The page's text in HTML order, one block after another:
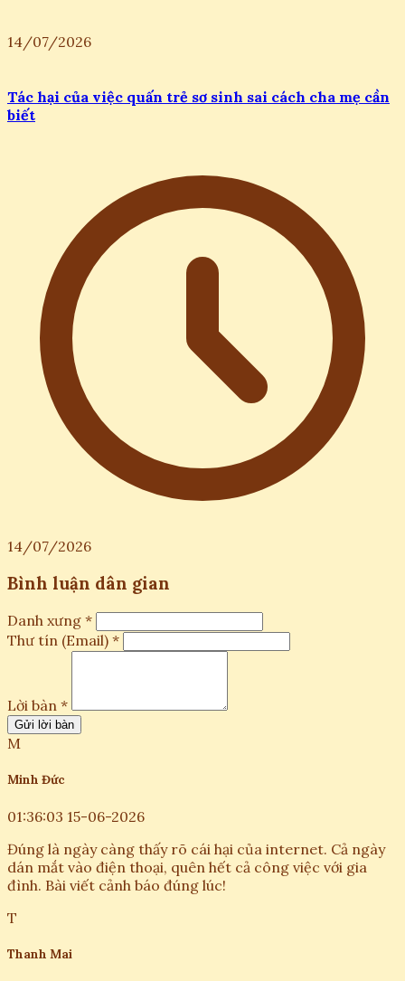
14/07/2026
Tác hại của việc quấn trẻ sơ sinh sai cách cha mẹ cần
biết
14/07/2026
Bình luận dân gian
Danh xưng *
Thư tín (Email) *
Lời bàn *
Gửi lời bàn
M
Minh Đức
01:36:03 15-06-2026
Đúng là ngày càng thấy rõ cái hại của internet. Cả ngày
dán mắt vào điện thoại, quên hết cả công việc với gia
đình. Bài viết cảnh báo đúng lúc!
T
Thanh Mai